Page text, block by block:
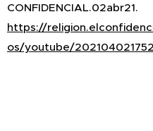
CONFIDENCIAL.02abr21.
https://
os/youtube/